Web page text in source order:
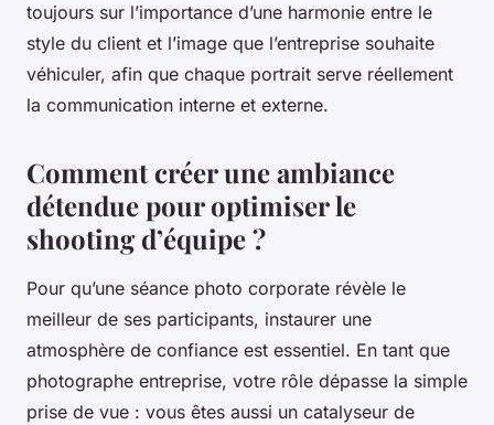
toujours sur l’importance d’une harmonie entre le
style du client et l’image que l’entreprise souhaite
véhiculer, afin que chaque portrait serve réellement
la communication interne et externe.
Comment créer une ambiance
détendue pour optimiser le
shooting d’équipe ?
Pour qu’une séance photo corporate révèle le
meilleur de ses participants, instaurer une
atmosphère de confiance est essentiel. En tant que
photographe entreprise, votre rôle dépasse la simple
prise de vue : vous êtes aussi un catalyseur de